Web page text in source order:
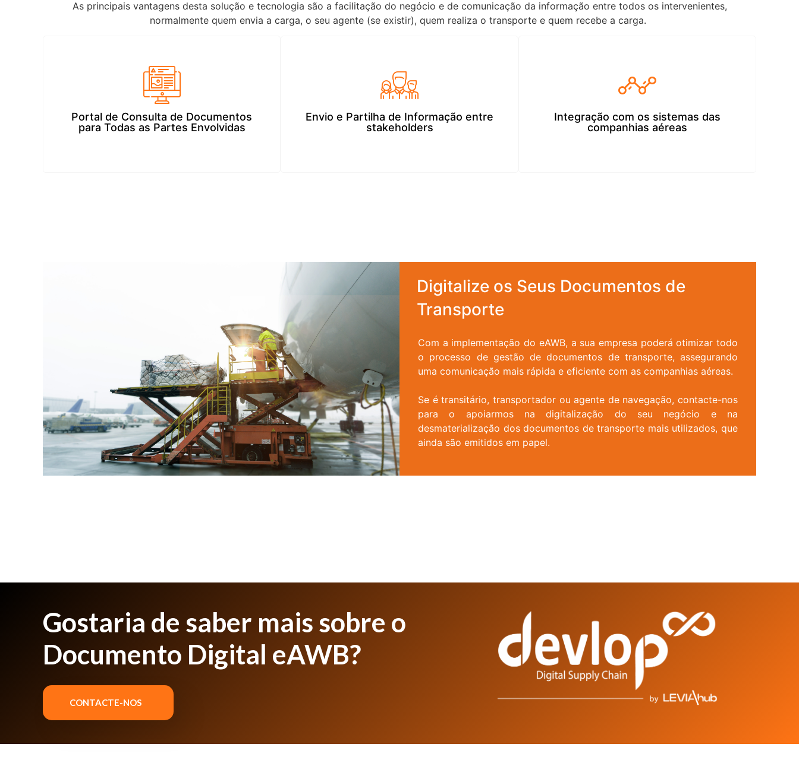
As principais vantagens desta solução e tecnologia são a facilitação do negócio e de comunicação da informação entre todos os intervenientes,
normalmente quem envia a carga, o seu agente (se existir), quem realiza o transporte e quem recebe a carga.
Portal de Consulta de Documentos
para Todas as Partes Envolvidas
Envio e Partilha de Informação entre
stakeholders
Integração com os sistemas das
companhias aéreas
Digitalize os Seus Documentos de
Transporte
Com a implementação do eAWB, a sua empresa poderá otimizar todo
o processo de gestão de documentos de transporte, assegurando
uma comunicação mais rápida e eficiente com as companhias aéreas.
Se é transitário, transportador ou agente de navegação, contacte-nos
para o apoiarmos na digitalização do seu negócio e na
desmaterialização dos documentos de transporte mais utilizados, que
ainda são emitidos em papel.
Gostaria de saber mais sobre o
Documento Digital eAWB?
CONTACTE-NOS